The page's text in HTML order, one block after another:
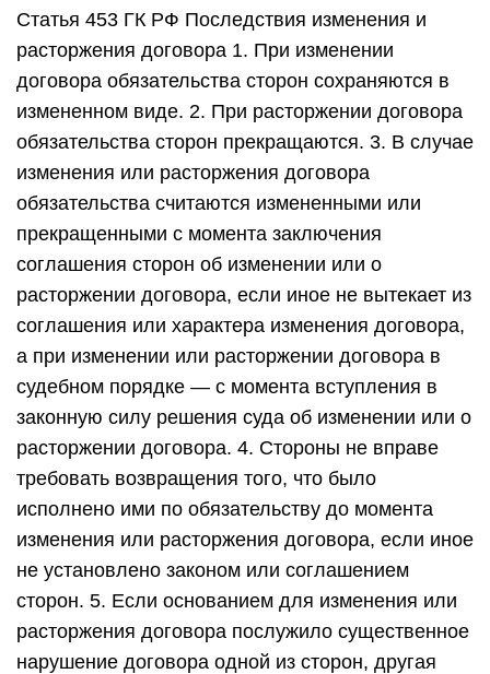
Статья 453 ГК РФ Последствия изменения и
расторжения договора 1. При изменении
договора обязательства сторон сохраняются в
измененном виде. 2. При расторжении договора
обязательства сторон прекращаются. 3. В случае
изменения или расторжения договора
обязательства считаются измененными или
прекращенными с момента заключения
соглашения сторон об изменении или о
расторжении договора, если иное не вытекает из
соглашения или характера изменения договора,
а при изменении или расторжении договора в
судебном порядке — с момента вступления в
законную силу решения суда об изменении или о
расторжении договора. 4. Стороны не вправе
требовать возвращения того, что было
исполнено ими по обязательству до момента
изменения или расторжения договора, если иное
не установлено законом или соглашением
сторон. 5. Если основанием для изменения или
расторжения договора послужило существенное
нарушение договора одной из сторон, другая